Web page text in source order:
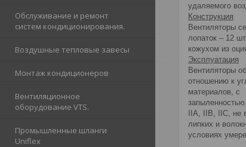
Обслуживание и ремонт
систем кондиционирования.
Воздушные тепловые завесы
Монтаж кондиционеров
Вентиляционное
оборудование VTS.
Промышленные шланги
Uniflex
удаляемого
Конструкция
Вентиляторы
лопаток – 12
кожухом из
Эксплуатация
Вентиляторы
отношению к
материалов, с
IIA, IIВ, IIС, не
липких и
условиях